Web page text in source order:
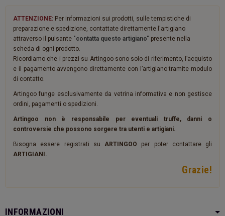
ATTENZIONE: Per informazioni sui prodotti, sulle tempistiche di
preparazione e spedizione, contattate direttamente l'artigiano
attraverso il pulsante "contatta questo artigiano" presente nella
scheda di ogni prodotto.
Ricordiamo che i prezzi su Artingoo sono solo di riferimento, l’acquisto
e il pagamento avvengono direttamente con l’artigiano tramite modulo
di contatto.
Artingoo funge esclusivamente da vetrina informativa e non gestisce
ordini, pagamenti o spedizioni.
Artingoo non è responsabile per eventuali truffe, danni o
controversie che possono sorgere tra utenti e artigiani.
Bisogna essere registrati su ARTINGOO per poter contattare gli
ARTIGIANI.
Grazie!
INFORMAZIONI